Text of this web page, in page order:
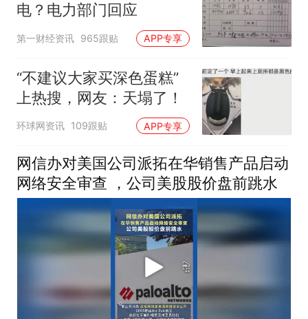
电？电力部门回应
第一财经资讯 965跟贴 APP专享
“不建议大家买深色蛋糕”
上热搜，网友：天塌了！
环球网资讯 109跟贴 APP专享
网信办对美国公司派拓在华销售产品启动
网络安全审查 ，公司美股股价盘前跳水